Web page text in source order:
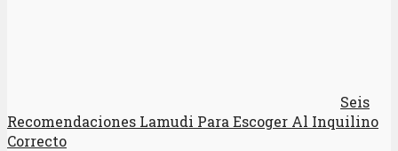
Seis
Recomendaciones Lamudi Para Escoger Al Inquilino
Correcto